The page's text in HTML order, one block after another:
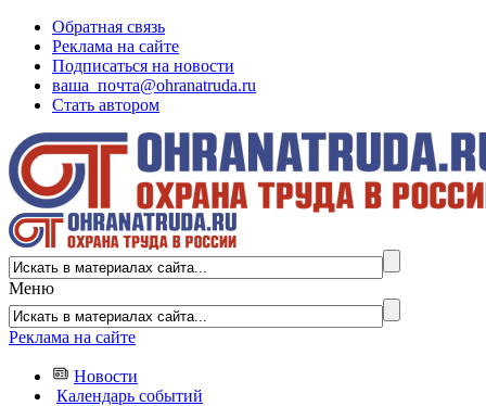
Обратная связь
Реклама на сайте
Подписаться на новости
ваша_почта@ohranatruda.ru
Стать автором
Меню
Реклама на сайте
Новости
Календарь событий